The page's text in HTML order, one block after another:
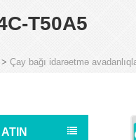
T50A5
> Çay bağı idarəetmə